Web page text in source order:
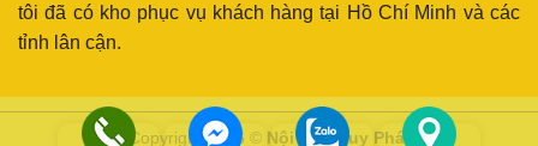
tôi đã có kho phục vụ khách hàng tại Hồ Chí Minh và các
tỉnh lân cận.
Copyright 2026 © Nội thất Duy Phát